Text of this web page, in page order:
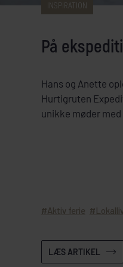
INSPIRATION
På
Hans og Anette
Hurtigruten
unikke møder
Aktiv ferie Lokalliv
LÆS ARTIKEL